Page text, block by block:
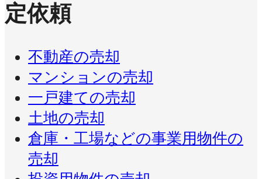
定依頼
不動産の売却
マンションの売却
一戸建ての売却
土地の売却
倉庫・工場などの事業用物件の
売却